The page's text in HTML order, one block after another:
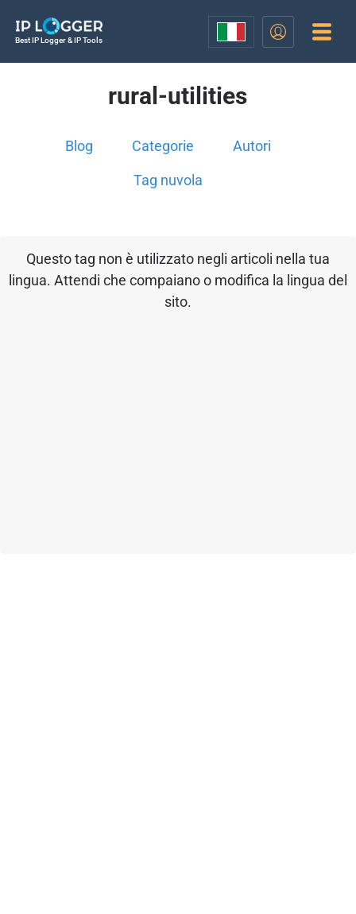
Best IP Logger & IP Tools
rural-utilities
Blog Categorie Autori
Tag nuvola